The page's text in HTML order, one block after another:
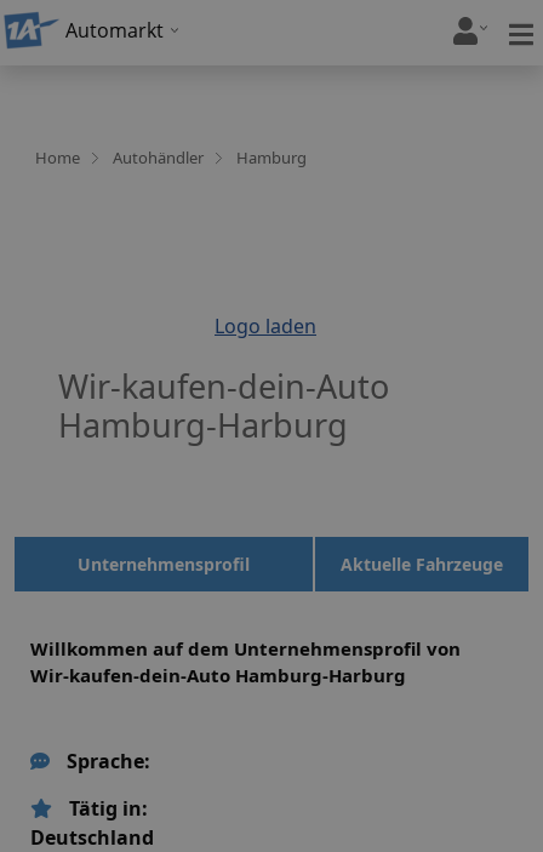
Automarkt
Home Autohändler Hamburg
Logo laden
Wir-kaufen-dein-Auto
Hamburg-Harburg
Unternehmensprofil Aktuelle Fahrzeuge
Willkommen auf dem Unternehmensprofil von
Wir-kaufen-dein-Auto Hamburg-Harburg
Sprache:
Tätig in:
Deutschland